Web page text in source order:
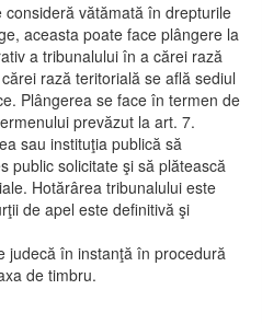
vătămată în drepturile
aceasta poate face plângere la
a tribunalului în a cărei rază
rază teritorială se află sediul
Plângerea se face în termen de
prevăzut la art. 7.
sau instituţia publică să
public solicitate şi să plătească
Hotărârea tribunalului este
de apel este definitivă şi
judecă în instanţă în procedură
de timbru.